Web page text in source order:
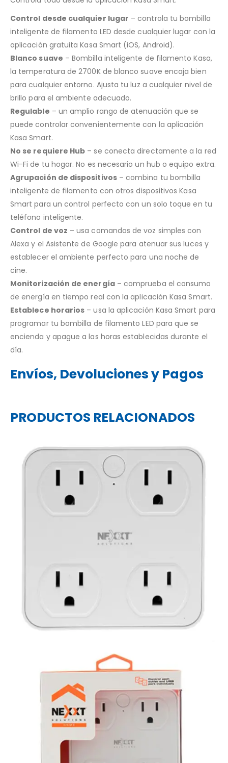
Control desde cualquier lugar – controla tu bombilla
inteligente de filamento LED desde cualquier lugar con la
aplicación gratuita Kasa Smart (iOS, Android).
Blanco suave – Bombilla inteligente de filamento Kasa,
la temperatura de 2700K de blanco suave encaja bien
para cualquier entorno. Ajusta tu luz a cualquier nivel de
brillo para el ambiente adecuado.
Regulable – un amplio rango de atenuación que se
puede controlar convenientemente con la aplicación
Kasa Smart.
No se requiere Hub – se conecta directamente a la red
Wi-Fi de tu hogar. No es necesario un hub o equipo extra.
Agrupación de dispositivos– combina tu bombilla
inteligente de filamento con otros dispositivos Kasa
Smart para un control perfecto con un solo toque en tu
teléfono inteligente.
Control de voz – usa comandos de voz simples con
Alexa y el Asistente de Google para atenuar sus luces y
establecer el ambiente perfecto para una noche de
cine.
Monitorización de energía– comprueba el consumo
de energía en tiempo real con la aplicación Kasa Smart.
Establece horarios – usa la aplicación Kasa Smart para
programar tu bombilla de filamento LED para que se
encienda y apague a las horas establecidas durante el
día.
Envíos, Devoluciones y Pagos
PRODUCTOS RELACIONADOS